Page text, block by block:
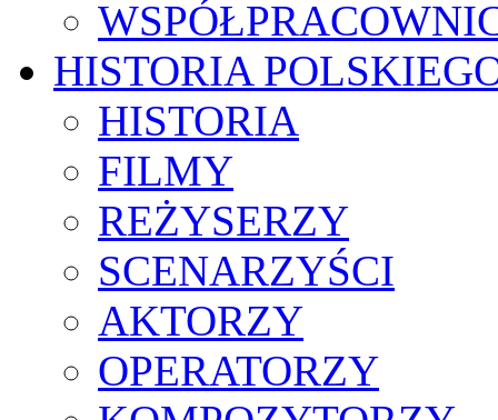
HISTORIA
HISTORIA
FILMY
REŻYSERZY
SCENARZYŚCI
AKTORZY
OPERATORZY